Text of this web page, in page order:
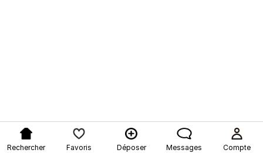
Rechercher Favoris Déposer Messages Compte